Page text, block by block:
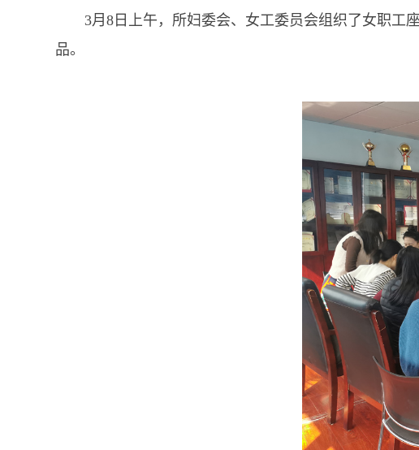
3月8日上午，所妇委会、女工委员会组织了女职工座
品。